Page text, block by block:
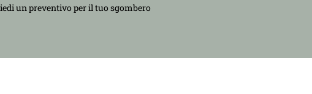
un preventivo per il tuo sgombero